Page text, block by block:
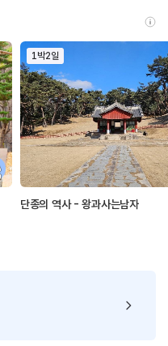
1박2일
단종의 역사 - 왕과사는남자